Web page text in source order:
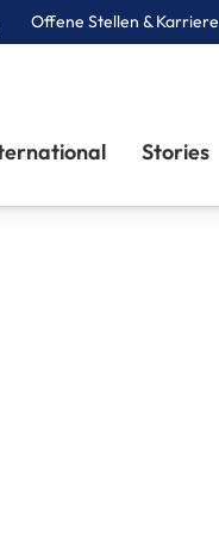
Offene Stellen & Karriere
Stories